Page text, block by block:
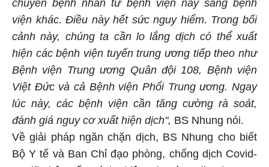
viện khác. Điều này hết sức nguy hiểm. Trong bối
cảnh này, chúng ta cần lo lắng dịch có thể xuất
hiện các bệnh viện tuyến trung ương tiếp theo như
Bệnh viện Trung ương Quân đội 108, Bệnh viện
Việt Đức và cả Bệnh viện Phổi Trung ương. Ngay
lúc này, các bệnh viện cần tăng cường rà soát,
đánh giá nguy cơ xuất hiện dịch", BS Nhung nói.
Về giải pháp ngăn chặn dịch, BS Nhung cho biết
Bộ Y tế và Ban Chỉ đạo phòng, chống dịch Covid-